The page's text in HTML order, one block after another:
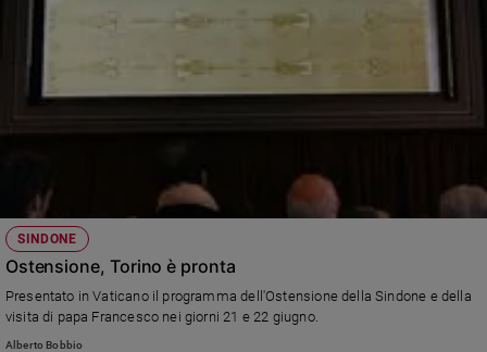
SINDONE
Ostensione, Torino è pronta
Presentato in Vaticano il programma dell'Ostensione della Sindone e della
visita di papa Francesco nei giorni 21 e 22 giugno.
Alberto Bobbio